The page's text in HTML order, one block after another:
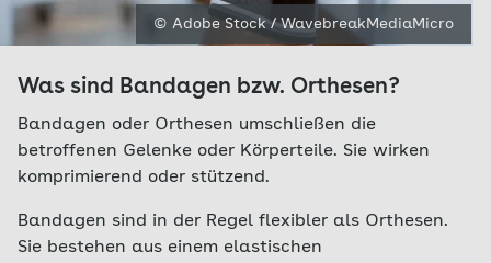
© Adobe Stock / WavebreakMediaMicro
Was sind Bandagen bzw. Orthesen?
Bandagen oder Orthesen umschließen die
betroffenen Gelenke oder Körperteile. Sie wirken
komprimierend oder stützend.
Bandagen sind in der Regel flexibler als Orthesen.
Sie bestehen aus einem elastischen